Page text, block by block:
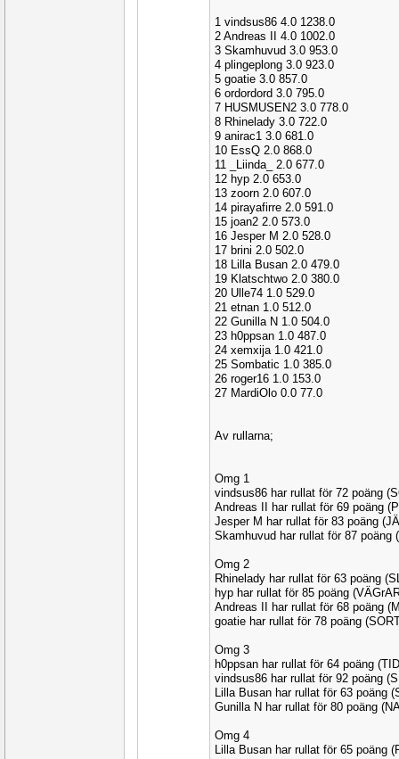
1 vindsus86 4.0 1238.0
2 Andreas II 4.0 1002.0
3 Skamhuvud 3.0 953.0
4 plingeplong 3.0 923.0
5 goatie 3.0 857.0
6 ordordord 3.0 795.0
7 HUSMUSEN2 3.0 778.0
8 Rhinelady 3.0 722.0
9 anirac1 3.0 681.0
10 EssQ 2.0 868.0
11 _Liinda_ 2.0 677.0
12 hyp 2.0 653.0
13 zoorn 2.0 607.0
14 pirayafirre 2.0 591.0
15 joan2 2.0 573.0
16 Jesper M 2.0 528.0
17 brini 2.0 502.0
18 Lilla Busan 2.0 479.0
19 Klatschtwo 2.0 380.0
20 Ulle74 1.0 529.0
21 etnan 1.0 512.0
22 Gunilla N 1.0 504.0
23 h0ppsan 1.0 487.0
24 xemxija 1.0 421.0
25 Sombatic 1.0 385.0
26 roger16 1.0 153.0
27 MardiOlo 0.0 77.0
Av rullarna;
Omg 1
vindsus86 har rullat för 72 poäng
Andreas II har rullat för 69 poäng
Jesper M har rullat för 83 poäng
Skamhuvud har rullat för 87 poäng
Omg 2
Rhinelady har rullat för 63 poäng
hyp har rullat för 85 poäng
Andreas II har rullat för 68 poäng
goatie har rullat för 78 poäng
Omg 3
h0ppsan har rullat för 64 poäng
vindsus86 har rullat för 92 poäng
Lilla Busan har rullat för 63 poäng
Gunilla N har rullat för 80 poäng
Omg 4
Lilla Busan har rullat för 65 poäng